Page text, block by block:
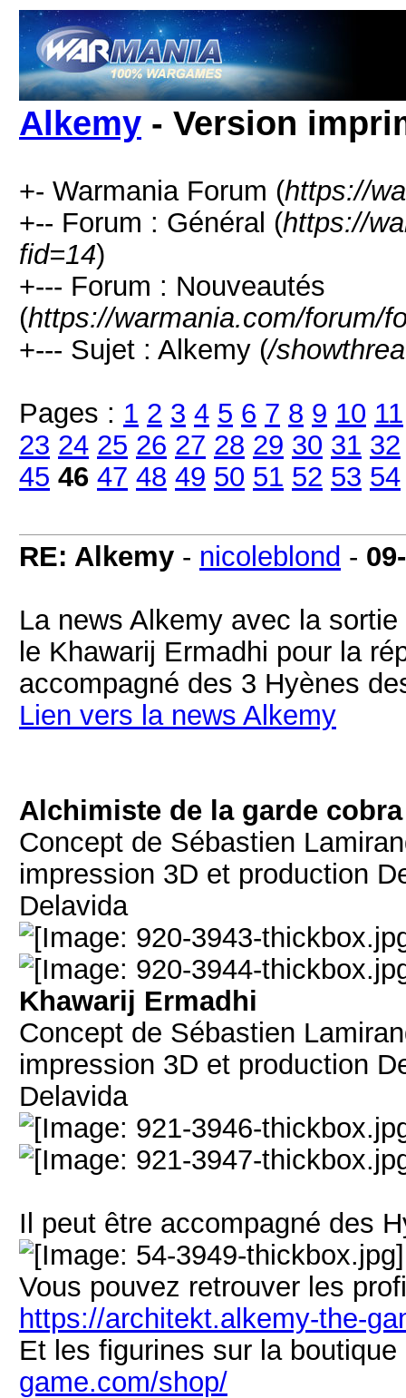
Alkemy - Version
+- Warmania Forum (https://
+-- Forum : Général (https://
fid=14)
+--- Forum : Nouveautés
(https://warmania.com/forum/
+--- Sujet : Alkemy (/
Pages : 1 2 3 4 5 6 7 8 9 10 11
23 24 25 26 27 28 29 30 31 32
45 46 47 48 49 50 51 52 53 54
RE: Alkemy - nicoleblond -
La news Alkemy avec la
le Khawarij Ermadhi pour la
accompagné des 3 Hyènes
Lien vers la news Alkemy
Alchimiste de la garde cobra
Concept de Sébastien
impression 3D et production
Delavida
Khawarij Ermadhi
Concept de Sébastien
impression 3D et production
Delavida
Il peut être accompagné des
Vous pouvez retrouver les
https://architekt.alkemy-the-
Et les figurines sur la
game.com/shop/